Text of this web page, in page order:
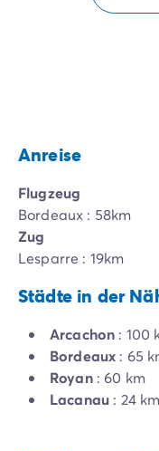
Anreise
Flugzeug
Bordeaux : 58km
Zug
Lesparre : 19km
Städte in der
Arcachon : 100
Bordeaux : 65
Royan: 60 km
Lacanau : 24 km